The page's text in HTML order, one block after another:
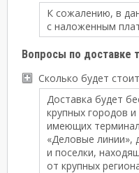
К сожалению, в
с наложенным
Вопросы по доставке
Сколько будет
Доставка будет
крупных городов
имеющих
«Деловые линии»,
и поселки,
от крупных